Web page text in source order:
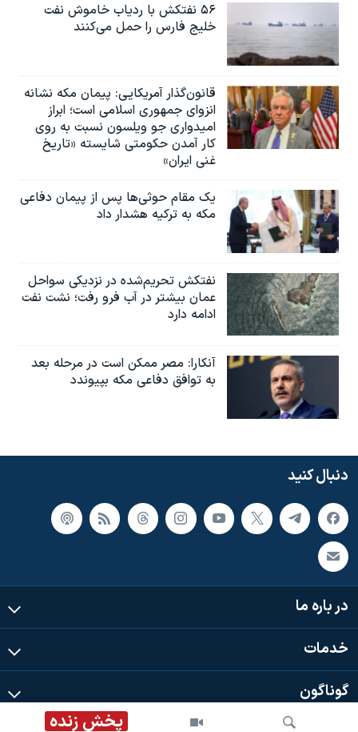
پخش زنده
۵۶ نفتکش با ردیاب خاموش نفت
خلیج فارس را حمل می‌کنند
قانون‌گذار آمریکایی: پیمان مکه نشانه
انزوای جمهوری اسلامی است؛ ابراز
امیدواری جو ویلسون نسبت به روی
کار آمدن حکومتی شایسته «تاریخ
غنی ایران»
یک مقام حوثی‌ها پس از پیمان دفاعی
مکه به ترکیه هشدار داد
نفتکش تحریم‌شده در نزدیکی سواحل
عمان بیشتر در آب فرو رفت؛ نشت نفت
ادامه دارد
آنکارا: مصر ممکن است در مرحله بعد
به توافق دفاعی مکه بپیوندد
دنبال کنید
در باره ما
خدمات
گوناگون